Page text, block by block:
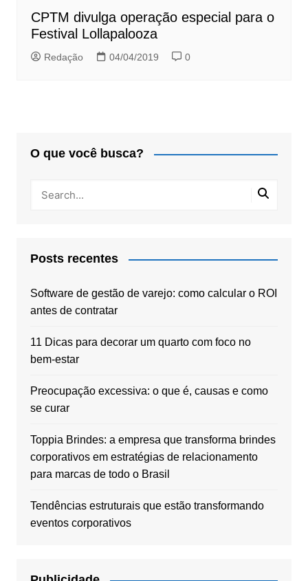
CPTM divulga operação especial para o
Festival Lollapalooza
Redação 04/04/2019 0
O que você busca?
Posts recentes
Software de gestão de varejo: como calcular o ROI
antes de contratar
11 Dicas para decorar um quarto com foco no
bem-estar
Preocupação excessiva: o que é, causas e como
se curar
Toppia Brindes: a empresa que transforma brindes
corporativos em estratégias de relacionamento
para marcas de todo o Brasil
Tendências estruturais que estão transformando
eventos corporativos